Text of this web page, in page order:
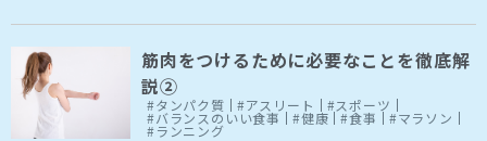
筋肉をつけるために必要なことを徹底解
説②
#タンパク質 #アスリート #スポーツ
#バランスのいい食事 #健康 #食事 #マラソン
#ランニング